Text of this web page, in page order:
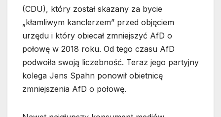
(CDU), który został skazany za bycie
„kłamliwym kanclerzem” przed objęciem
urzędu i który obiecał zmniejszyć AfD o
połowę w 2018 roku. Od tego czasu AfD
podwoiła swoją liczebność. Teraz jego partyjny
kolega Jens Spahn ponowił obietnicę
zmniejszenia AfD o połowę.